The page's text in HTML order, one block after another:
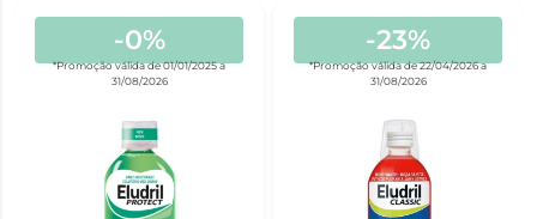
-0%
*Promoção válida de 01/01/2025 a
31/08/2026
-23%
*Promoção válida de 22/04/2026 a
31/08/2026